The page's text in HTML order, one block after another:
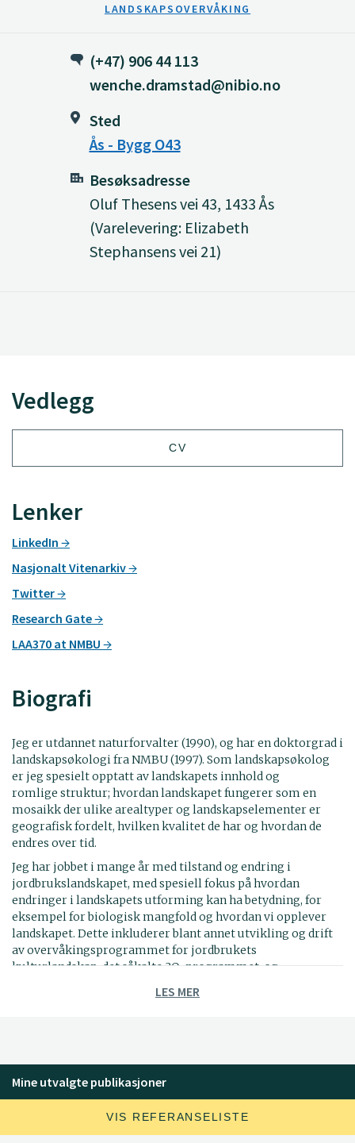
LANDSKAPSOVERVÅKING
(+47) 906 44 113
wenche.dramstad@nibio.no
Sted
Ås - Bygg O43
Besøksadresse
Oluf Thesens vei 43, 1433 Ås
(Varelevering: Elizabeth
Stephansens vei 21)
Vedlegg
CV
Lenker
LinkedIn
Nasjonalt Vitenarkiv
Twitter
Research Gate
LAA370 at NMBU
Biografi
Jeg er utdannet naturforvalter (1990), og har en doktorgrad i
landskapsøkologi fra NMBU (1997). Som landskapsøkolog
er jeg spesielt opptatt av landskapets innhold og
romlige struktur; hvordan landskapet fungerer som en
mosaikk der ulike arealtyper og landskapselementer er
geografisk fordelt, hvilken kvalitet de har og hvordan de
endres over tid.
Jeg har jobbet i mange år med tilstand og endring i
jordbrukslandskapet, med spesiell fokus på hvordan
endringer i landskapets utforming kan ha betydning, for
eksempel for biologisk mangfold og hvordan vi opplever
landskapet. Dette inkluderer blant annet utvikling og drift
av overvåkingsprogrammet for jordbrukets
kulturlandskap, det såkalte 3Q-programmet, og
Jeg er professor II ved NMBU, der jeg underviser i
landskapsøkologi (LAA370) og av og til veileder studenter
med bachelor- eller masteroppgaver.
LES MER
Mine utvalgte publikasjoner
VIS REFERANSELISTE